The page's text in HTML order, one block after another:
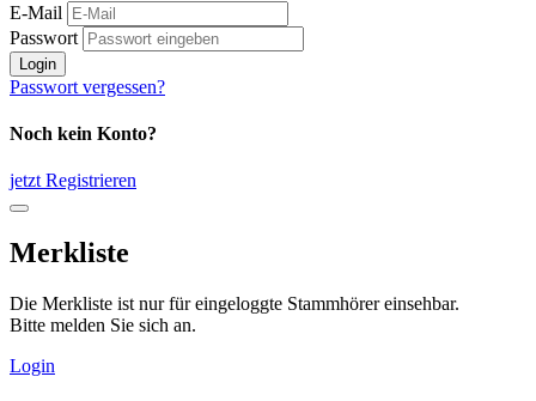
E-Mail
Passwort
Login
Passwort vergessen?
Noch kein Konto?
jetzt Registrieren
Merkliste
Die Merkliste ist nur für eingeloggte Stammhörer einsehbar.
Bitte melden Sie sich an.
Login